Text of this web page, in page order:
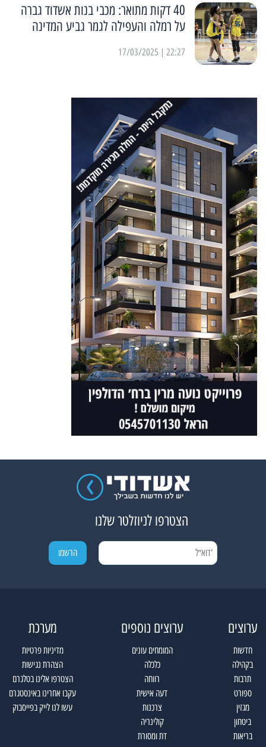
40 דקות מתואר: מכבי בנות אשדוד גברה
על רמלה והעפילה לגמר גביע המדינה
22:27 | 17/03/2025
הצטרפו לניוזלטר שלנו
ערוצים
חדשות
בקהילה
תרבות
ספורט
מגזין
ביטחון
בריאות
ערוצים נוספים
המומחים עונים
כלכלה
רווחה
דעה אישית
צרכנות
קולינריה
דת ומסורת
מערכת
מדיניות פרטיות
הצהרת נגישות
הצטרפו אלינו בטלגרם
עקבו אחרינו באינסטגרם
עשו לנו לייק בפייסבוק